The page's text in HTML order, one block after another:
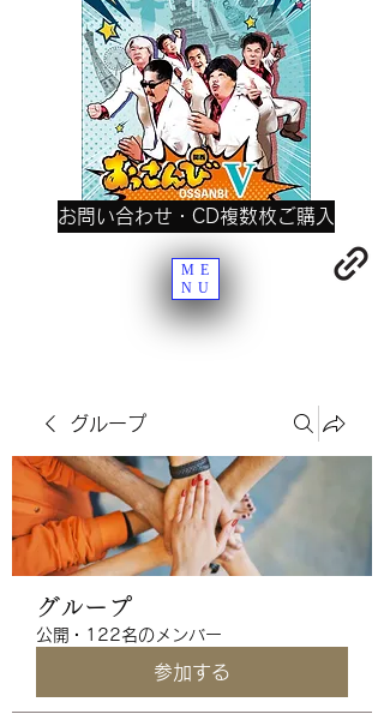
お問い合わせ・CD複数枚ご購入
ME
NU
グループ
グループ
公開 · 122名のメンバー
参加する